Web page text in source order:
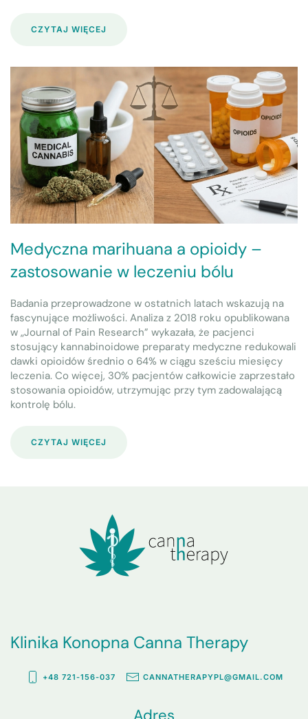
CZYTAJ WIĘCEJ
Medyczna marihuana a opioidy –
zastosowanie w leczeniu bólu
Badania przeprowadzone w ostatnich latach wskazują na
fascynujące możliwości. Analiza z 2018 roku opublikowana
w „Journal of Pain Research” wykazała, że pacjenci
stosujący kannabinoidowe preparaty medyczne redukowali
dawki opioidów średnio o 64% w ciągu sześciu miesięcy
leczenia. Co więcej, 30% pacjentów całkowicie zaprzestało
stosowania opioidów, utrzymując przy tym zadowalającą
kontrolę bólu.
CZYTAJ WIĘCEJ
Klinika Konopna Canna Therapy
+48 721-156-037 CANNATHERAPYPL@GMAIL.COM